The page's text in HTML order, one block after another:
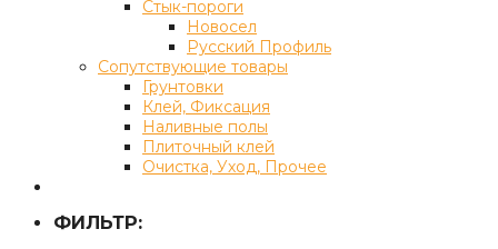
Стык-пороги
Новосел
Русский Профиль
Сопутствующие товары
Грунтовки
Клей, Фиксация
Наливные полы
Плиточный клей
Очистка, Уход, Прочее
ФИЛЬТР: